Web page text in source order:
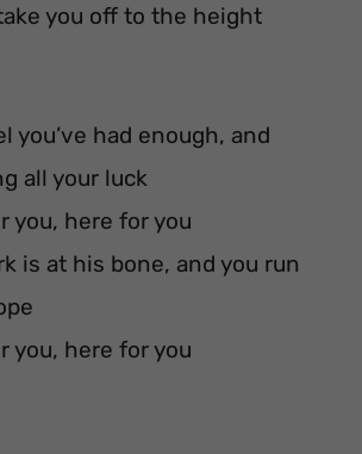
you off to the height
you’ve had enough, and
all your luck
you, here for you
is at his bone, and you run
you, here for you